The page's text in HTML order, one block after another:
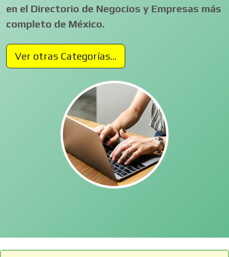
en el Directorio de Negocios y Empresas más
completo de México.
Ver otras Categorías...